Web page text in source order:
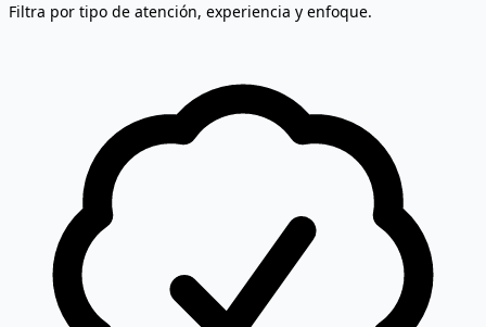
Filtra por tipo de atención, experiencia y enfoque.